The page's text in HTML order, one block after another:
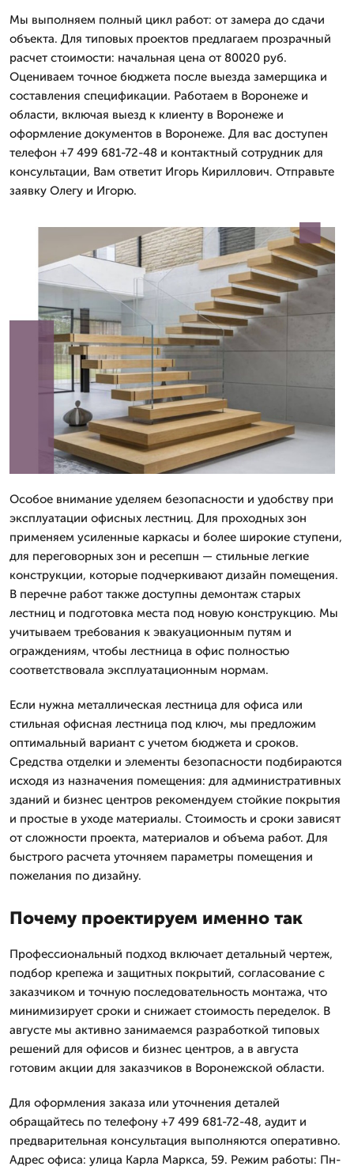
Мы выполняем полный цикл работ: от замера до сдачи
объекта. Для типовых проектов предлагаем прозрачный
расчет стоимости: начальная цена от 80020 руб.
Оцениваем точное бюджета после выезда замерщика и
составления спецификации. Работаем в Воронеже и
области, включая выезд к клиенту в Воронеже и
оформление документов в Воронеже. Для вас доступен
телефон +7 499 681-72-48 и контактный сотрудник для
консультации, Вам ответит Игорь Кириллович. Отправьте
заявку Олегу и Игорю.
Особое внимание уделяем безопасности и удобству при
эксплуатации офисных лестниц. Для проходных зон
применяем усиленные каркасы и более широкие ступени,
для переговорных зон и ресепшн — стильные легкие
конструкции, которые подчеркивают дизайн помещения.
В перечне работ также доступны демонтаж старых
лестниц и подготовка места под новую конструкцию. Мы
учитываем требования к эвакуационным путям и
ограждениям, чтобы лестница в офис полностью
соответствовала эксплуатационным нормам.
Если нужна металлическая лестница для офиса или
стильная офисная лестница под ключ, мы предложим
оптимальный вариант с учетом бюджета и сроков.
Средства отделки и элементы безопасности подбираются
исходя из назначения помещения: для административных
зданий и бизнес центров рекомендуем стойкие покрытия
и простые в уходе материалы. Стоимость и сроки зависят
от сложности проекта, материалов и объема работ. Для
быстрого расчета уточняем параметры помещения и
пожелания по дизайну.
Почему проектируем именно так
Профессиональный подход включает детальный чертеж,
подбор крепежа и защитных покрытий, согласование с
заказчиком и точную последовательность монтажа, что
минимизирует сроки и снижает стоимость переделок. В
августе мы активно занимаемся разработкой типовых
решений для офисов и бизнес центров, а в августа
готовим акции для заказчиков в Воронежской области.
Для оформления заказа или уточнения деталей
обращайтесь по телефону +7 499 681-72-48, аудит и
предварительная консультация выполняются оперативно.
Адрес офиса: улица Карла Маркса, 59. Режим работы: Пн-